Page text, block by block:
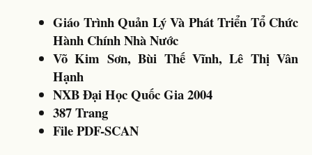
Giáo Trình Quản Lý Và Phát Triển Tổ Chức
Hành Chính Nhà Nước
Võ Kim Sơn, Bùi Thế Vĩnh, Lê Thị Vân
Hạnh
NXB Đại Học Quốc Gia 2004
387 Trang
File PDF-SCAN